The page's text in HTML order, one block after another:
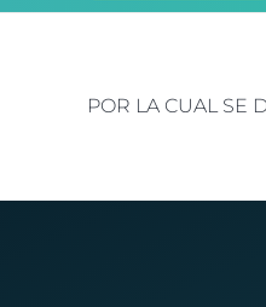
POR LA CUAL SE